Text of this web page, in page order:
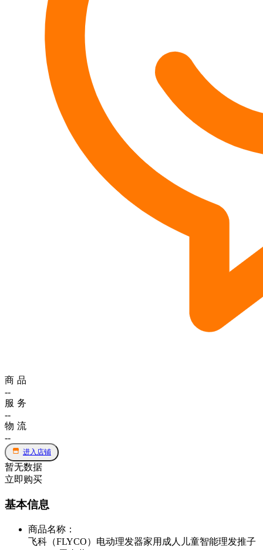
商品
--
服务
--
物流
--
进入店铺
暂无数据
立即购买
基本信息
商品名称 ：
飞科（FLYCO）电动理发器家用成人儿童智能理发推子